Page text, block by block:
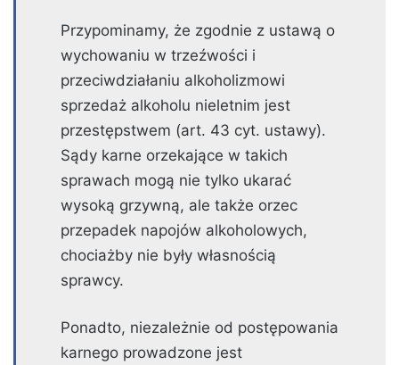
Przypominamy, że zgodnie z ustawą o
wychowaniu w trzeźwości i
przeciwdziałaniu alkoholizmowi
sprzedaż alkoholu nieletnim jest
przestępstwem (art. 43 cyt. ustawy).
Sądy karne orzekające w takich
sprawach mogą nie tylko ukarać
wysoką grzywną, ale także orzec
przepadek napojów alkoholowych,
chociażby nie były własnością
sprawcy.
Ponadto, niezależnie od postępowania
karnego prowadzone jest